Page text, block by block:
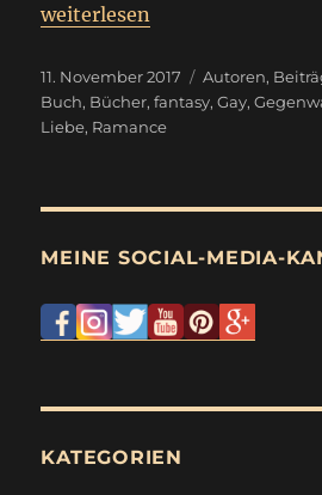
„Sonntagsbeitrag
weiterlesen
Veröffentlicht
am
11. November 2017 Kategorien
Autoren,
Buch, Bücher,fantasy,Gay,
Liebe, Ramance
MEINE SOCIAL-MEDIA-
KATEGORIEN